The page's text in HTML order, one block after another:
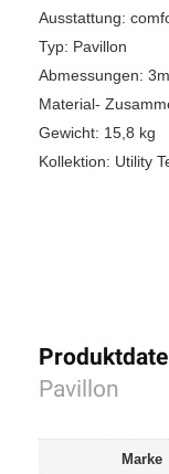
Ausstattung:
Typ: Pavillon
Abmessungen:
Material-
Gewicht: 15,8 kg
Kollektion: Utility
Pavillon
Marke